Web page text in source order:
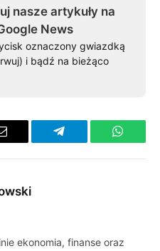
nasze artykuły na
News
oznaczony gwiazdką
i bądź na bieżąco
Email Telegram
ekonomia, finanse oraz